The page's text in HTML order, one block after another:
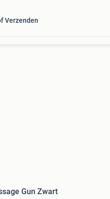
Verzenden
Lola Brave Massage Gun Zwart